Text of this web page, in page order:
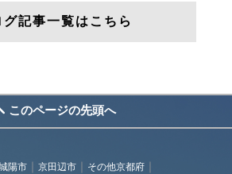
グ記事一覧はこちら
このページの先頭へ
陽市 京田辺市
その他京都府